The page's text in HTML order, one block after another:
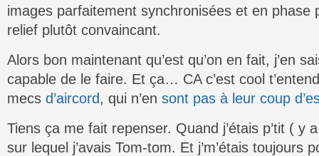
images parfaitement synchronisées et en phase
relief plutôt convaincant.
Alors bon maintenant qu’est qu’on en fait, j’en
capable de le faire. Et ça… CA c’est cool
mecs d’aircord, qui n’en sont pas à leur coup
Tiens ça me fait repenser. Quand j’étais p’tit ( y
sur lequel j’avais Tom-tom. Et j’m’étais toujours